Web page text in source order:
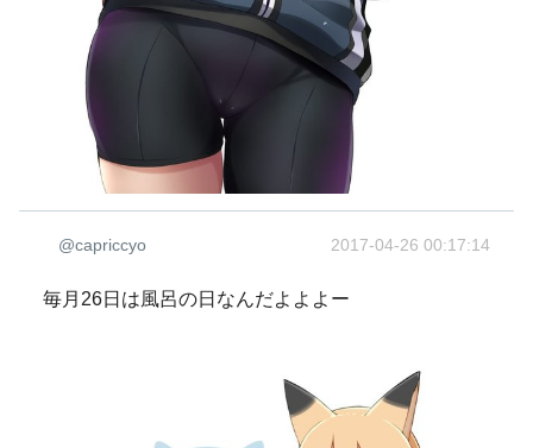
@capriccyo 2017-04-26 00:17:14
毎月26日は風呂の日なんだよよよー